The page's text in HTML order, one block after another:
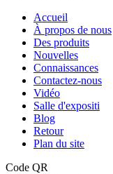
Accueil
À propos de nous
Des produits
Nouvelles
Connaissances
Contactez-nous
Vidéo
Salle d'expositi
Blog
Retour
Plan du site
Code QR